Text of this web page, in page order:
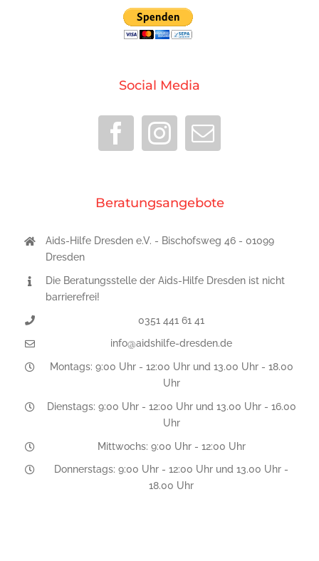
Social Media
Beratungsangebote
Aids-Hilfe Dresden e.V. - Bischofsweg 46 - 01099
Dresden
Die Beratungsstelle der Aids-Hilfe Dresden ist nicht
barrierefrei!
0351 441 61 41
info@aidshilfe-dresden.de
Montags: 9:00 Uhr - 12:00 Uhr und 13.00 Uhr - 18.00
Uhr
Dienstags: 9:00 Uhr - 12:00 Uhr und 13.00 Uhr - 16.00
Uhr
Mittwochs: 9:00 Uhr - 12:00 Uhr
Donnerstags: 9:00 Uhr - 12:00 Uhr und 13.00 Uhr -
18.00 Uhr